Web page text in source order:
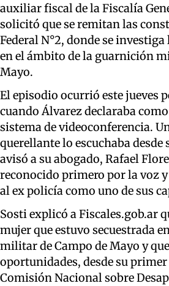
auxiliar fiscal de la Fiscalía
solicitó que se remitan las
Federal N°2, donde se
en el ámbito de la guarnición
Mayo.
El episodio ocurrió este jueves
cuando Álvarez declaraba
sistema de videoconferencia.
querellante lo escuchaba
avisó a su abogado, Rafael
reconocido primero por la voz
al ex policía como uno de sus
Sosti explicó a Fiscales.gob.ar
mujer que estuvo secuestrada
militar de Campo de Mayo y
oportunidades, desde su
Comisión Nacional sobre